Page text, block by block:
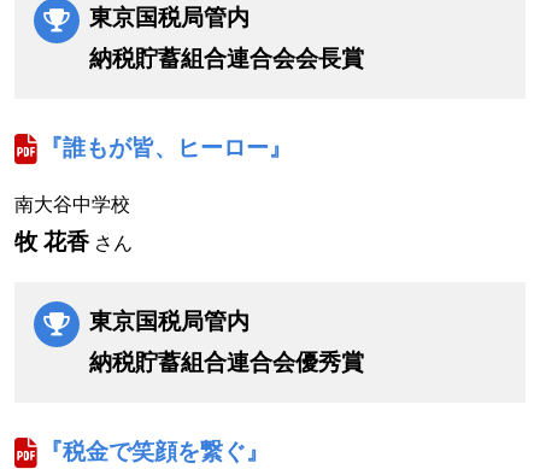
東京国税局管内
納税貯蓄組合連合会会長賞
『誰もが皆、ヒーロー』
南大谷中学校
牧 花香さん
東京国税局管内
納税貯蓄組合連合会優秀賞
『税金で笑顔を繋ぐ』